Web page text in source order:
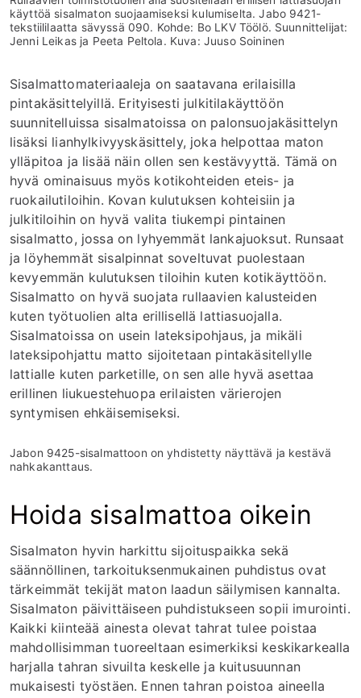
käyttöä sisalmaton suojaamiseksi kulumiselta. Jabo 9421-
tekstiililaatta sävyssä 090. Kohde: Bo LKV Töölö. Suunnittelijat:
Jenni Leikas ja Peeta Peltola. Kuva: Juuso Soininen
Sisalmattomateriaaleja on saatavana erilaisilla
pintakäsittelyillä. Erityisesti julkitilakäyttöön
suunnitelluissa sisalmatoissa on palonsuojakäsittelyn
lisäksi lianhylkivyyskäsittely, joka helpottaa maton
ylläpitoa ja lisää näin ollen sen kestävyyttä. Tämä on
hyvä ominaisuus myös kotikohteiden eteis- ja
ruokailutiloihin. Kovan kulutuksen kohteisiin ja
julkitiloihin on hyvä valita tiukempi pintainen
sisalmatto, jossa on lyhyemmät lankajuoksut. Runsaat
ja löyhemmät sisalpinnat soveltuvat puolestaan
kevyemmän kulutuksen tiloihin kuten kotikäyttöön.
Sisalmatto on hyvä suojata rullaavien kalusteiden
kuten työtuolien alta erillisellä lattiasuojalla.
Sisalmatoissa on usein lateksipohjaus, ja mikäli
lateksipohjattu matto sijoitetaan pintakäsitellylle
lattialle kuten parketille, on sen alle hyvä asettaa
erillinen liukuestehuopa erilaisten värierojen
syntymisen ehkäisemiseksi.
Jabon 9425-sisalmattoon on yhdistetty näyttävä ja kestävä
nahkakanttaus.
Hoida sisalmattoa oikein
Sisalmaton hyvin harkittu sijoituspaikka sekä
säännöllinen, tarkoituksenmukainen puhdistus ovat
tärkeimmät tekijät maton laadun säilymisen kannalta.
Sisalmaton päivittäiseen puhdistukseen sopii imurointi.
Kaikki kiinteää ainesta olevat tahrat tulee poistaa
mahdollisimman tuoreeltaan esimerkiksi keskikarkealla
harjalla tahran sivuilta keskelle ja kuitusuunnan
mukaisesti työstäen. Ennen tahran poistoa aineella